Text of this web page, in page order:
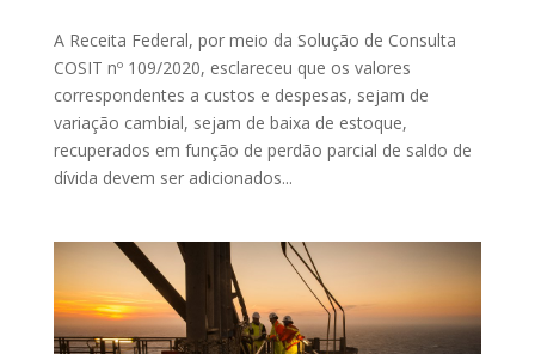
A Receita Federal, por meio da Solução de Consulta
COSIT nº 109/2020, esclareceu que os valores
correspondentes a custos e despesas, sejam de
variação cambial, sejam de baixa de estoque,
recuperados em função de perdão parcial de saldo de
dívida devem ser adicionados...